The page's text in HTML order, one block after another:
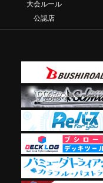
大会ルール
公認店